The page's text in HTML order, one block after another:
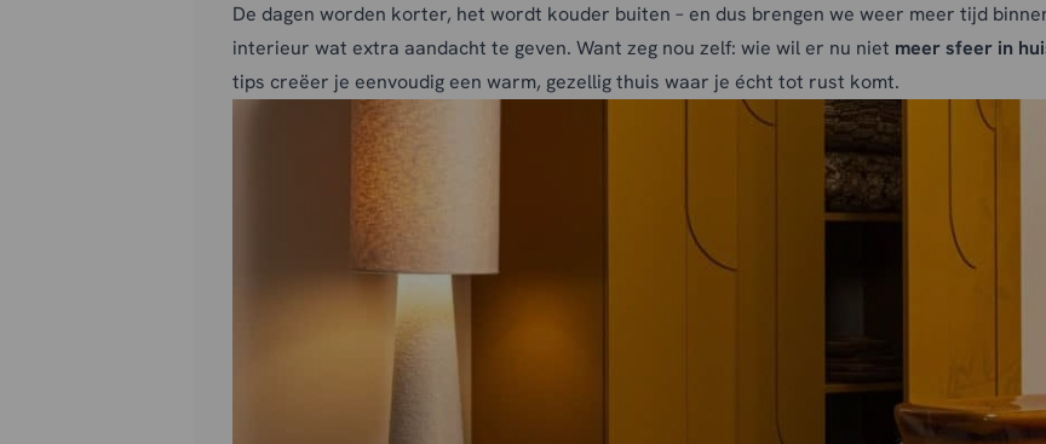
De dagen worden korter, het wordt kouder buiten – en dus brengen we weer meer tijd
interieur wat extra aandacht te geven. Want zeg nou zelf: wie wil er nu niet meer sfeer in
tips creëer je eenvoudig een warm, gezellig thuis waar je écht tot rust komt.